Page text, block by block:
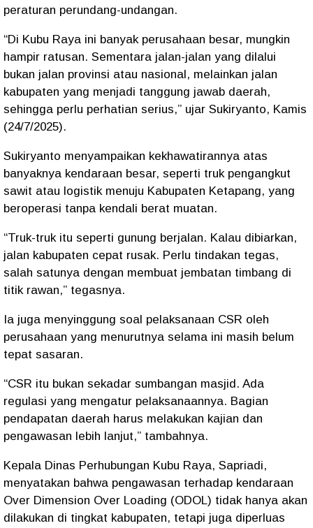
peraturan perundang-undangan.
“Di Kubu Raya ini banyak perusahaan besar, mungkin
hampir ratusan. Sementara jalan-jalan yang dilalui
bukan jalan provinsi atau nasional, melainkan jalan
kabupaten yang menjadi tanggung jawab daerah,
sehingga perlu perhatian serius,” ujar Sukiryanto, Kamis
(24/7/2025).
Sukiryanto menyampaikan kekhawatirannya atas
banyaknya kendaraan besar, seperti truk pengangkut
sawit atau logistik menuju Kabupaten Ketapang, yang
beroperasi tanpa kendali berat muatan.
“Truk-truk itu seperti gunung berjalan. Kalau dibiarkan,
jalan kabupaten cepat rusak. Perlu tindakan tegas,
salah satunya dengan membuat jembatan timbang di
titik rawan,” tegasnya.
Ia juga menyinggung soal pelaksanaan CSR oleh
perusahaan yang menurutnya selama ini masih belum
tepat sasaran.
“CSR itu bukan sekadar sumbangan masjid. Ada
regulasi yang mengatur pelaksanaannya. Bagian
pendapatan daerah harus melakukan kajian dan
pengawasan lebih lanjut,” tambahnya.
Kepala Dinas Perhubungan Kubu Raya, Sapriadi,
menyatakan bahwa pengawasan terhadap kendaraan
Over Dimension Over Loading (ODOL) tidak hanya akan
dilakukan di tingkat kabupaten, tetapi juga diperluas